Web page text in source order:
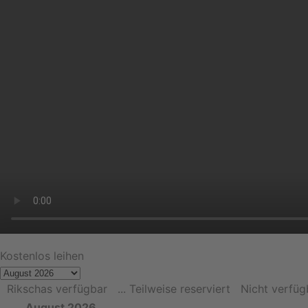
Kostenlos leihen
Rikschas verfügbar ... Teilweise reserviert
Nicht